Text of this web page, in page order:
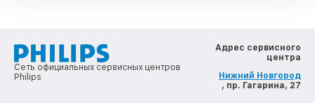
Сеть официальных сервисных центров
Philips
Адрес сервисного
центра
Нижний Новгород
, пр. Гагарина, 27